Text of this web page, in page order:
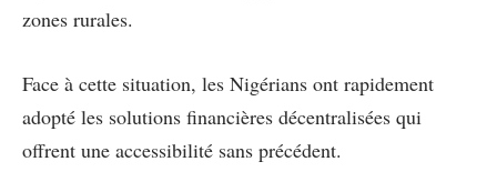
zones rurales.
Face à cette situation, les Nigérians ont rapidement
adopté les solutions financières décentralisées qui
offrent une accessibilité sans précédent.